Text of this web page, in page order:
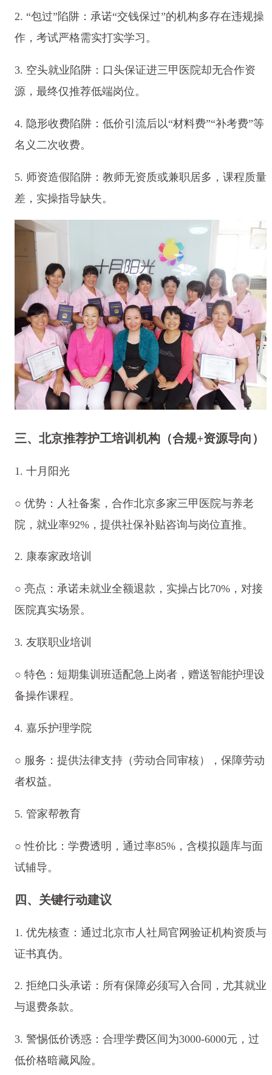
2. “包过”陷阱：承诺“交钱保过”的机构多存在违规操
作，考试严格需实打实学习。
3. 空头就业陷阱：口头保证进三甲医院却无合作资
源，最终仅推荐低端岗位。
4. 隐形收费陷阱：低价引流后以“材料费”“补考费”等
名义二次收费。
5. 师资造假陷阱：教师无资质或兼职居多，课程质量
差，实操指导缺失。
三、北京推荐护工培训机构（合规+资源导向）
1. 十月阳光
○ 优势：人社备案，合作北京多家三甲医院与养老
院，就业率92%，提供社保补贴咨询与岗位直推。
2. 康泰家政培训
○ 亮点：承诺未就业全额退款，实操占比70%，对接
医院真实场景。
3. 友联职业培训
○ 特色：短期集训班适配急上岗者，赠送智能护理设
备操作课程。
4. 嘉乐护理学院
○ 服务：提供法律支持（劳动合同审核），保障劳动
者权益。
5. 管家帮教育
○ 性价比：学费透明，通过率85%，含模拟题库与面
试辅导。
四、关键行动建议
1. 优先核查：通过北京市人社局官网验证机构资质与
证书真伪。
2. 拒绝口头承诺：所有保障必须写入合同，尤其就业
与退费条款。
3. 警惕低价诱惑：合理学费区间为3000-6000元，过
低价格暗藏风险。